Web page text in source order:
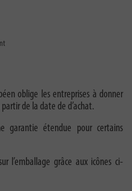
oblige les entreprises à donner
de la date de d’achat.
garantie étendue pour certains
l’emballage grâce aux icônes ci-